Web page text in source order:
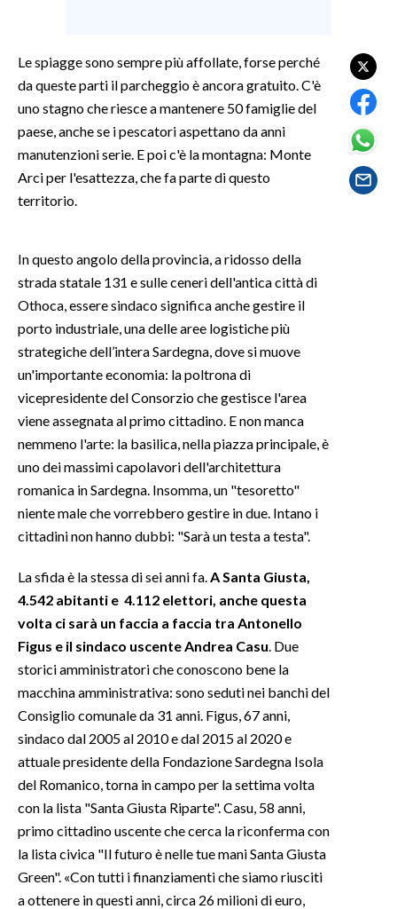
SPETTACOLI
GOSSIP
SALUTE
SARDEGNA TURISMO
NOTIZIE
#CARAUNIONE
3 MINUTI CON
INSULARITÀ
INFO AZIENDE
ABBONATI
PUBBLICITÀ
SPIAGGE
STORE
Le spiagge sono sempre più affollate, forse perché
da queste parti il parcheggio è ancora gratuito. C'è
uno stagno che riesce a mantenere 50 famiglie del
paese, anche se i pescatori aspettano da anni
manutenzioni serie. E poi c'è la montagna: Monte
Arci per l'esattezza, che fa parte di questo
territorio.
In questo angolo della provincia, a ridosso della
strada statale 131 e sulle ceneri dell'antica città di
Othoca, essere sindaco significa anche gestire il
porto industriale, una delle aree logistiche più
strategiche dell’intera Sardegna, dove si muove
un'importante economia: la poltrona di
vicepresidente del Consorzio che gestisce l'area
viene assegnata al primo cittadino. E non manca
nemmeno l'arte: la basilica, nella piazza principale, è
uno dei massimi capolavori dell'architettura
romanica in Sardegna. Insomma, un "tesoretto"
niente male che vorrebbero gestire in due. Intano i
cittadini non hanno dubbi: "Sarà un testa a testa".
La sfida è la stessa di sei anni fa. A Santa Giusta,
4.542 abitanti e 4.112 elettori, anche questa
volta ci sarà un faccia a faccia tra Antonello
Figus e il sindaco uscente Andrea Casu . Due
storici amministratori che conoscono bene la
macchina amministrativa: sono seduti nei banchi del
Consiglio comunale da 31 anni. Figus, 67 anni,
sindaco dal 2005 al 2010 e dal 2015 al 2020 e
attuale presidente della Fondazione Sardegna Isola
del Romanico, torna in campo per la settima volta
con la lista "Santa Giusta Riparte". Casu, 58 anni,
primo cittadino uscente che cerca la riconferma con
la lista civica "Il futuro è nelle tue mani Santa Giusta
Green". «Con tutti i finanziamenti che siamo riusciti
a ottenere in questi anni, circa 26 milioni di euro,